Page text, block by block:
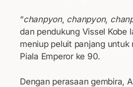
“chanpyon, chanpyon,
dan pendukung Vissel Kobe
meniup peluit panjang untuk
Piala Emperor ke 90.
Dengan perasaan gembira,